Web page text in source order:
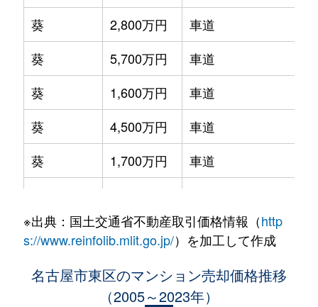
葵
2,800万円
車道
葵
5,700万円
車道
葵
1,600万円
車道
葵
4,500万円
車道
葵
1,700万円
車道
葵
5,000万円
千種
4,200万円
高岳
※出典：国土交通省不動産取引価格情報（http
s://www.reinfolib.mlit.go.jp/）を加工して作成
名古屋市東区のマンション売却価格推移
（2005～2023年）